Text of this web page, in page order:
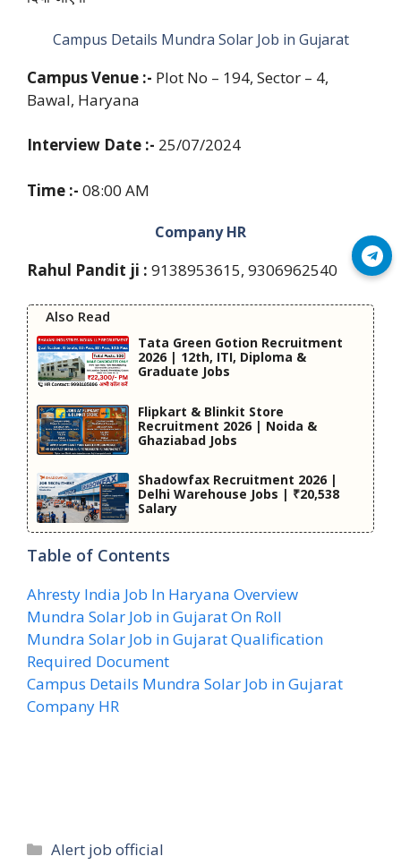
Campus Details Mundra Solar Job in Gujarat
Campus Venue :- Plot No – 194, Sector – 4,
Bawal, Haryana
Interview Date :- 25/07/2024
Time :- 08:00 AM
Company HR
Rahul Pandit ji : 9138953615, 9306962540
Also Read
Tata Green Gotion Recruitment
2026 | 12th, ITI, Diploma &
Graduate Jobs
Flipkart & Blinkit Store
Recruitment 2026 | Noida &
Ghaziabad Jobs
Shadowfax Recruitment 2026 |
Delhi Warehouse Jobs | ₹20,538
Salary
Table of Contents
Ahresty India Job In Haryana Overview
Mundra Solar Job in Gujarat On Roll
Mundra Solar Job in Gujarat Qualification
Required Document
Campus Details Mundra Solar Job in Gujarat
Company HR
Categories
Alert job official